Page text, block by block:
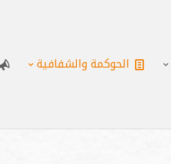
الحوكمة والشفافية